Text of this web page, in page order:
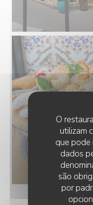
O
utilizam
que pode
dados
são
por